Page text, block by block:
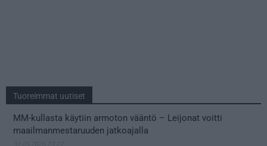
Tuoreimmat uutiset
MM-kullasta käytiin armoton vääntö – Leijonat voitti
maailmanmestaruuden jatkoajalla